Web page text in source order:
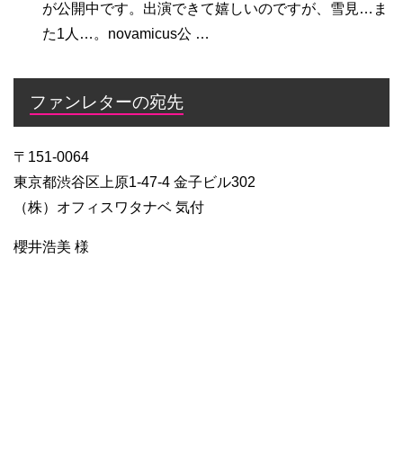
が公開中です。出演できて嬉しいのですが、雪見…ま
た1人…。novamicus公 …
ファンレターの宛先
〒151-0064
東京都渋谷区上原1-47-4 金子ビル302
（株）オフィスワタナベ 気付
櫻井浩美 様